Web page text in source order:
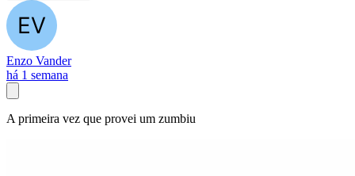
Enzo Vander
há 1 semana
A primeira vez que provei um zumbiu